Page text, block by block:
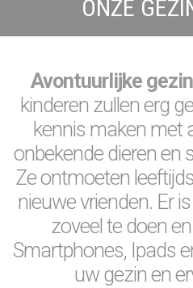
ONZE
Avontuurlijke
kinderen zullen erg
kennis maken met
onbekende dieren en
Ze ontmoeten
nieuwe vrienden. Er
zoveel te doen
Smartphones, Ipads
uw gezin en